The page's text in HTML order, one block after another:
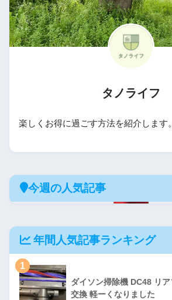
タノライフ
楽しくお得に過ごす方法を紹介します。
今週の人気記事
年間人気記事ランキング
1
ダイソン掃除機 DC48 リ
交換 軽ーくなりました